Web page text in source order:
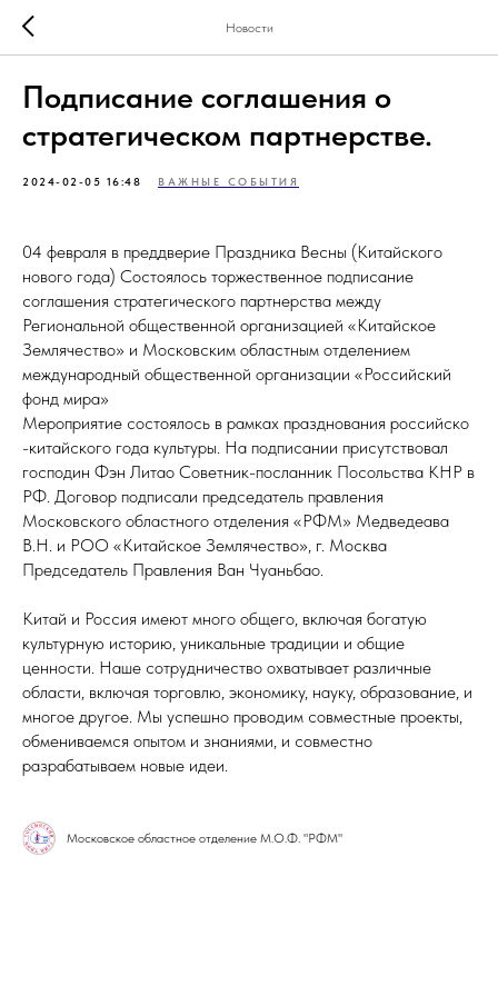
Новости
Подписание соглашения о
стратегическом партнерстве.
2024-02-05 16:48 ВАЖНЫЕ СОБЫТИЯ
04 февраля в преддверие Праздника Весны (Китайского
нового года) Состоялось торжественное подписание
соглашения стратегического партнерства между
Региональной общественной организацией «Китайское
Землячество» и Московским областным отделением
международный общественной организации «Российский
фонд мира»
Мероприятие состоялось в рамках празднования российско
-китайского года культуры. На подписании присутствовал
господин Фэн Литао Советник-посланник Посольства КНР в
РФ. Договор подписали председатель правления
Московского областного отделения «РФМ» Медведеава
В.Н. и РОО «Китайское Землячество», г. Москва
Председатель Правления Ван Чуаньбао.
Китай и Россия имеют много общего, включая богатую
культурную историю, уникальные традиции и общие
ценности. Наше сотрудничество охватывает различные
области, включая торговлю, экономику, науку, образование, и
многое другое. Мы успешно проводим совместные проекты,
обмениваемся опытом и знаниями, и совместно
разрабатываем новые идеи.
Московское областное отделение М.О.Ф. "РФМ"